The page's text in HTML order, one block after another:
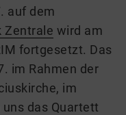
auf dem
Zentrale wird am
fortgesetzt. Das
im Rahmen der
im
das Quartett